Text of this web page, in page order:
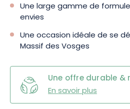
Une large gamme de
envies
Une occasion idéale de se
Massif des Vosges
Une offre durable &
En savoir plus